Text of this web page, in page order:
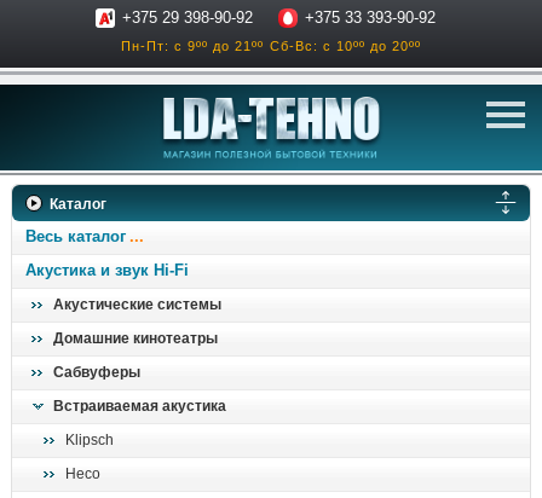
+375 29 398-90-92 +375 33 393-90-92
Пн-Пт: с 9ºº до 21ºº Сб-Вс: с 10ºº до 20ºº
телевизоры
ресиверы, усилители
проигрыватели
Каталог
Весь каталог
Акустика и звук Hi-Fi
Акустические системы
Домашние кинотеатры
Сабвуферы
Встраиваемая акустика
Klipsch
Heco